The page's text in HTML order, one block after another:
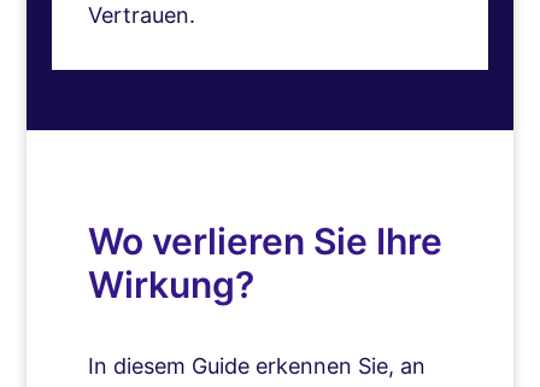
Vertrauen.
Wo verlieren Sie Ihre
Wirkung?
In diesem Guide erkennen Sie, an